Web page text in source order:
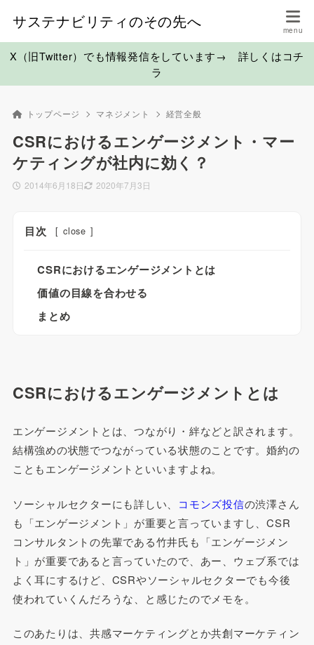
サステナビリティのその先へ
X（旧Twitter）でも情報発信をしています→ 詳しくはコチ
ラ
トップページ マネジメント 経営全般
CSRにおけるエンゲージメント・マー
ケティングが社内に効く？
2014年6月18日 2020年7月3日
目次 [ close ]
CSRにおけるエンゲージメントとは
価値の目線を合わせる
まとめ
CSRにおけるエンゲージメントとは
エンゲージメントとは、つながり・絆などと訳されます。
結構強めの状態でつながっている状態のことです。婚約の
こともエンゲージメントといいますよね。
ソーシャルセクターにも詳しい、 コモンズ投信の渋澤さん
も「エンゲージメント」が重要と言っていますし、CSR
コンサルタントの先輩である竹井氏も「エンゲージメン
ト」が重要であると言っていたので、あー、ウェブ系では
よく耳にするけど、CSRやソーシャルセクターでも今後
使われていくんだろうな、と感じたのでメモを。
このあたりは、共感マーケティングとか共創マーケティン